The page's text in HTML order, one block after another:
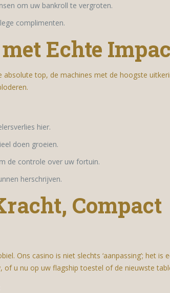
om uw bankroll te vergroten.
complimenten.
Echte
top, de machines met de hoogste
hier.
doen groeien.
de controle over uw fortuin.
herschrijven.
Compact
Ons casino is niet slechts ‘aanpassing’; het is
of u nu op uw flagship toestel of de nieuwste